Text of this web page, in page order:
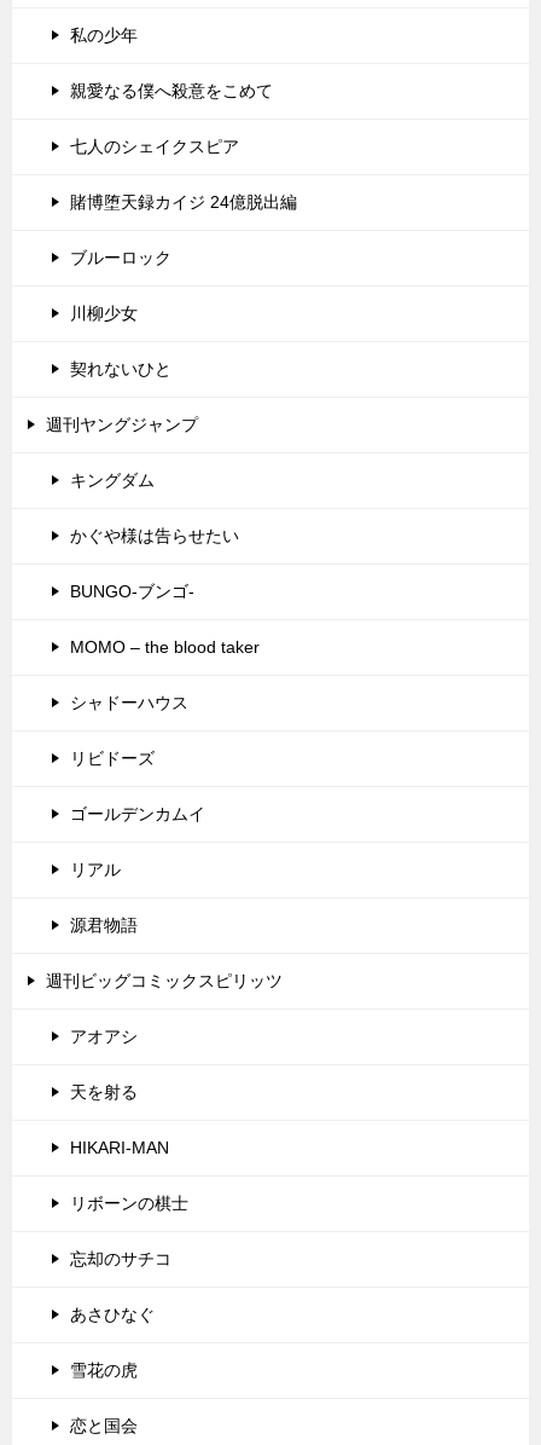
私の少年
親愛なる僕へ殺意をこめて
七人のシェイクスピア
賭博堕天録カイジ 24億脱出編
ブルーロック
川柳少女
契れないひと
週刊ヤングジャンプ
キングダム
かぐや様は告らせたい
BUNGO-ブンゴ-
MOMO – the blood taker
シャドーハウス
リビドーズ
ゴールデンカムイ
リアル
源君物語
週刊ビッグコミックスピリッツ
アオアシ
天を射る
HIKARI-MAN
リボーンの棋士
忘却のサチコ
あさひなぐ
雪花の虎
恋と国会